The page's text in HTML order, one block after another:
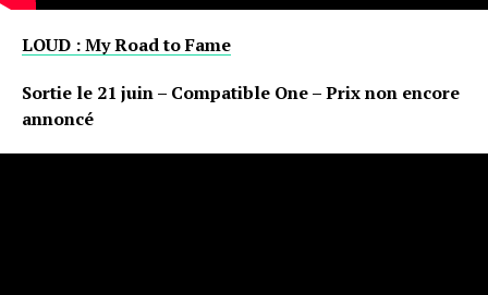
LOUD : My Road to Fame
Sortie le 21 juin – Compatible One – Prix non encore
annoncé